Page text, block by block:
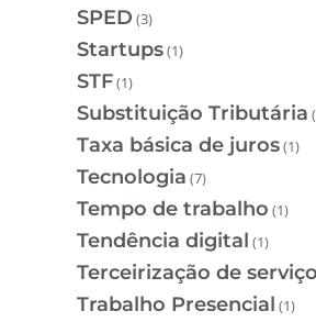
SPED (3)
Startups(1)
STF(1)
Substituição Tributária
Taxa básica de juros(1)
Tecnologia (7)
Tempo de trabalho (1)
Tendência digital (1)
Terceirização de
Trabalho Presencial (1)